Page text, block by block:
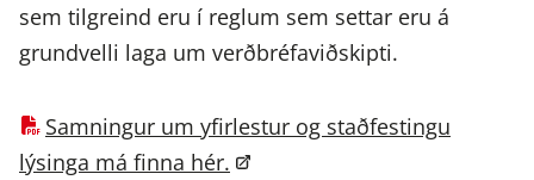
sem tilgreind eru í reglum sem settar eru á
grundvelli laga um verðbréfaviðskipti.
Samningur um yfirlestur og staðfestingu
lýsinga má finna hér.